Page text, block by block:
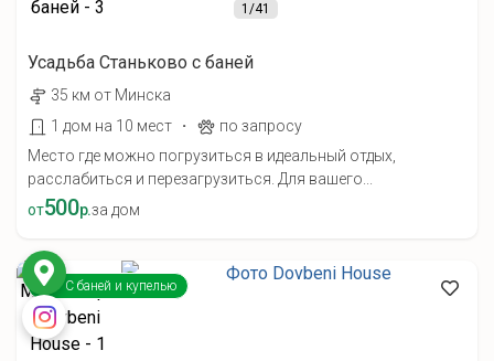
1/41
Усадьба Станьково с баней
35 км от Минска
1 дом на 10 мест
·
по запросу
Место где можно погрузиться в идеальный отдых,
расслабиться и перезагрузиться. Для вашего...
от500р.за дом
С баней и купелью